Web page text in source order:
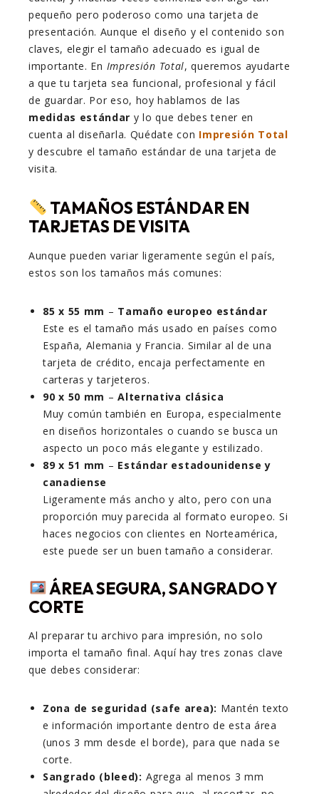
pequeño pero poderoso como una tarjeta de
presentación. Aunque el diseño y el contenido son
claves, elegir el tamaño adecuado es igual de
importante. En Impresión Total, queremos ayudarte
a que tu tarjeta sea funcional, profesional y fácil
de guardar. Por eso, hoy hablamos de las
medidas estándar y lo que debes tener en
cuenta al diseñarla. Quédate con Impresión Total
y descubre el tamaño estándar de una tarjeta de
visita.
TAMAÑOS ESTÁNDAR EN
TARJETAS DE VISITA
Aunque pueden variar ligeramente según el país,
estos son los tamaños más comunes:
85 x 55 mm – Tamaño europeo estándar
Este es el tamaño más usado en países como
España, Alemania y Francia. Similar al de una
tarjeta de crédito, encaja perfectamente en
carteras y tarjeteros.
90 x 50 mm –Alternativa clásica
Muy común también en Europa, especialmente
en diseños horizontales o cuando se busca un
aspecto un poco más elegante y estilizado.
89 x 51 mm – Estándar estadounidense y
canadiense
Ligeramente más ancho y alto, pero con una
proporción muy parecida al formato europeo. Si
haces negocios con clientes en Norteamérica,
este puede ser un buen tamaño a considerar.
ÁREA SEGURA, SANGRADO Y
CORTE
Al preparar tu archivo para impresión, no solo
importa el tamaño final. Aquí hay tres zonas clave
que debes considerar:
Zona de seguridad (safe area): Mantén texto
e información importante dentro de esta área
(unos 3 mm desde el borde), para que nada se
corte.
Sangrado (bleed): Agrega al menos 3 mm